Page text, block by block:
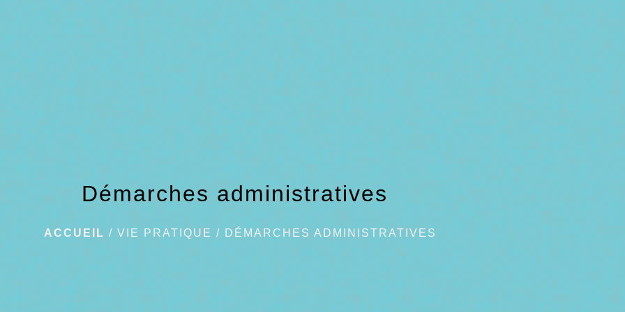
Démarches administratives
ACCUEIL /VIE PRATIQUE / DÉMARCHES ADMINISTRATIVES